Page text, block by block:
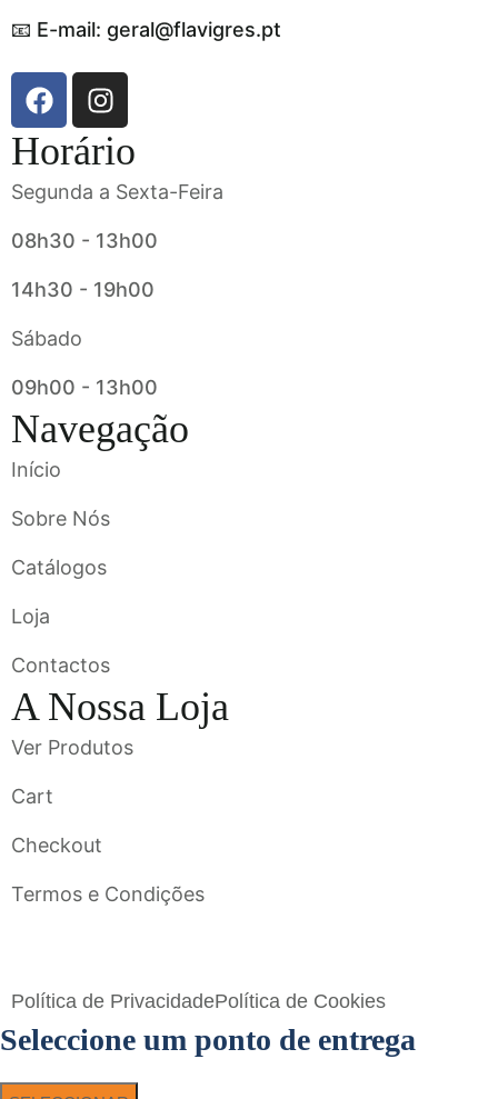
📧 E-mail: geral@flavigres.pt
Horário
Segunda a Sexta-Feira
08h30 - 13h00
14h30 - 19h00
Sábado
09h00 - 13h00
Navegação
Início
Sobre Nós
Catálogos
Loja
Contactos
A Nossa Loja
Ver Produtos
Cart
Checkout
Termos e Condições
Política de PrivacidadePolítica de Cookies
Seleccione um ponto de entrega